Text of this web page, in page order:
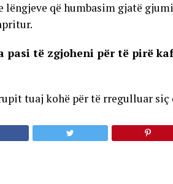
që humbasim gjatë
pasi të zgjoheni për të pirë
tuaj kohë për të rregulluar